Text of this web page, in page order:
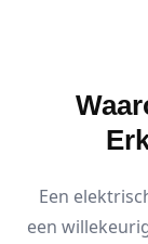
Een
een